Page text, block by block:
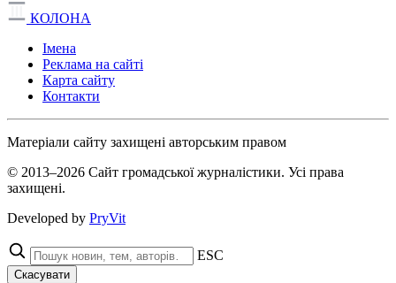
КОЛОНА
Імена
Реклама на сайті
Карта сайту
Контакти
Матеріали сайту захищені авторським правом
© 2013–2026 Сайт громадської журналістики. Усі права
захищені.
Developed by PryVit
ESC
Скасувати